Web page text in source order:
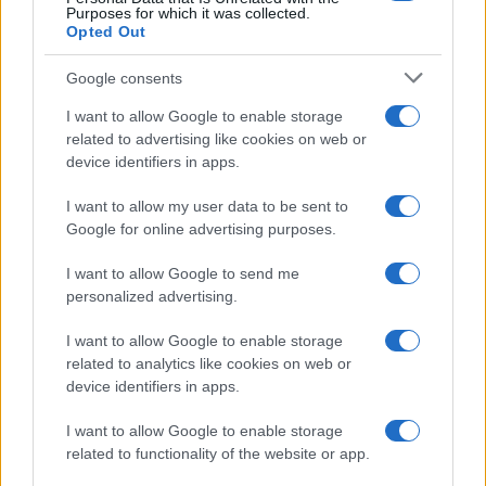
Purposes for which it was collected.
Opted Out
Google consents
I want to allow Google to enable storage
related to advertising like cookies on web or
device identifiers in apps.
I want to allow my user data to be sent to
Google for online advertising purposes.
I want to allow Google to send me
personalized advertising.
I want to allow Google to enable storage
related to analytics like cookies on web or
device identifiers in apps.
I want to allow Google to enable storage
related to functionality of the website or app.
Abbiamo attraversato anni in cui a prevalere era
l’idea chetutti potevano fare tutto, tutti